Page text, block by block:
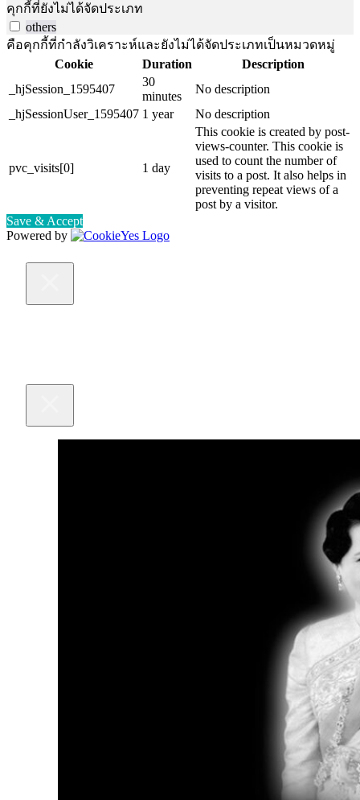
คุกกี้ที่ยังไม่ได้จัดประเภท
others
คือคุกกี้ที่กำลังวิเคราะห์และยังไม่ได้จัดประเภทเป็นหมวดหมู่
Cookie
Duration
Description
_hjSession_1595407
30
minutes
No description
_hjSessionUser_1595407 1 year No description
pvc_visits[0] 1 day
This cookie is created by post-
views-counter. This cookie is
used to count the number of
visits to a post. It also helps in
preventing repeat views of a
post by a visitor.
Save & Accept
Powered by